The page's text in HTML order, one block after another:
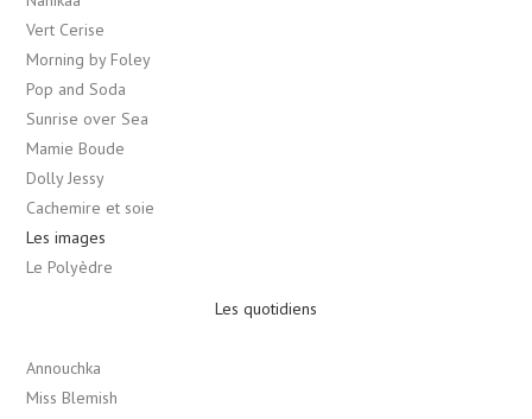
Vert Cerise
Morning by Foley
Pop and Soda
Sunrise over Sea
Mamie Boude
Dolly Jessy
Cachemire et soie
Les images
Le Polyèdre
Les quotidiens
Annouchka
Miss Blemish